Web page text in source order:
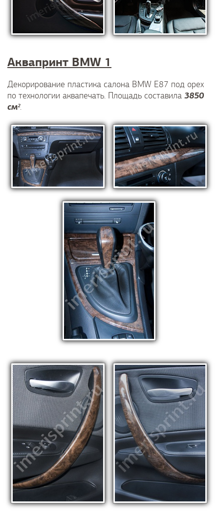
Аквапринт BMW 1
Декорирование пластика салона BMW E87 под орех
по технологии аквапечать. Площадь составила 3850
см².